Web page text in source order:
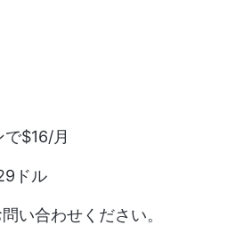
で$16/月
ドル
い合わせください。